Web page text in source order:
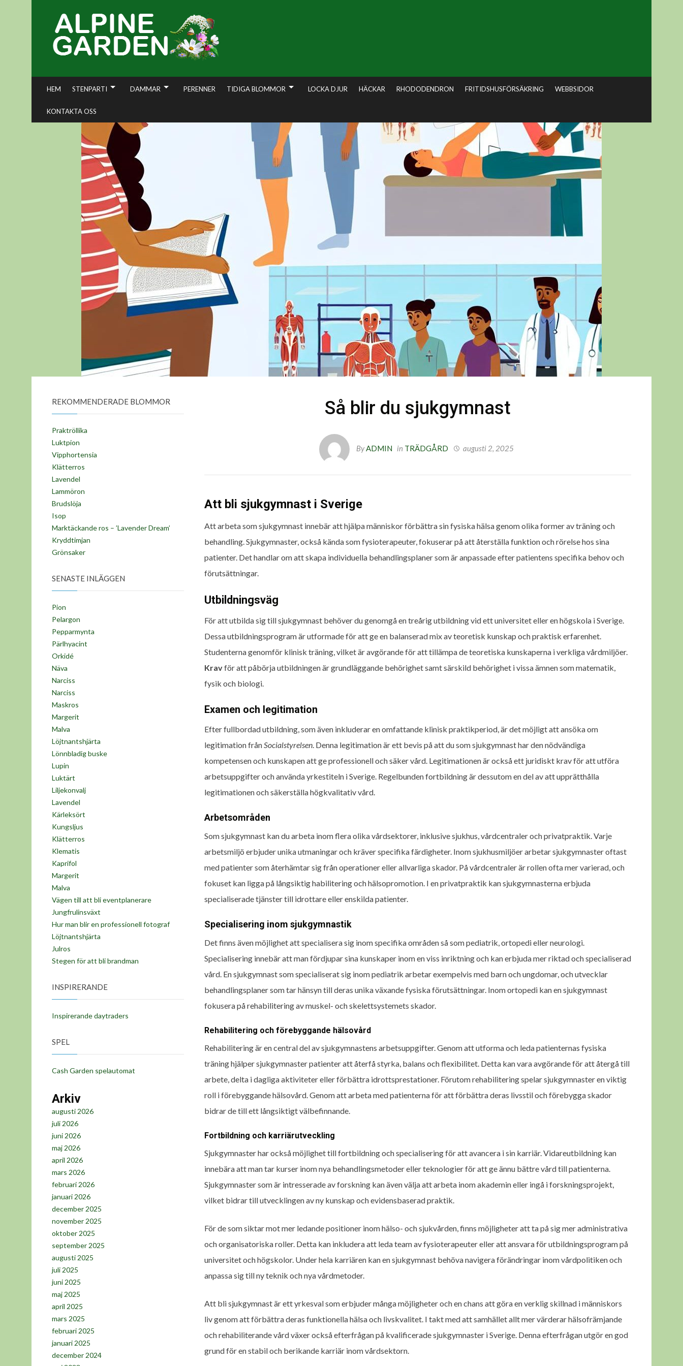
HEM STENPARTI DAMMAR PERENNER TIDIGA BLOMMOR LOCKA DJUR HÄCKAR RHODODENDRON FRITIDSHUSFÖRSÄKRING WEBBSIDOR
KONTAKTA OSS
Så blir du sjukgymnast
ByADMIN in TRÄDGÅRD augusti 2, 2025
Att bli sjukgymnast i Sverige
Att arbeta som sjukgymnast innebär att hjälpa människor förbättra sin fysiska hälsa genom olika former av träning och
behandling. Sjukgymnaster, också kända som fysioterapeuter, fokuserar på att återställa funktion och rörelse hos sina
patienter. Det handlar om att skapa individuella behandlingsplaner som är anpassade efter patientens specifika behov och
förutsättningar.
Utbildningsväg
För att utbilda sig till sjukgymnast behöver du genomgå en treårig utbildning vid ett universitet eller en högskola i Sverige.
Dessa utbildningsprogram är utformade för att ge en balanserad mix av teoretisk kunskap och praktisk erfarenhet.
Studenterna genomför klinisk träning, vilket är avgörande för att tillämpa de teoretiska kunskaperna i verkliga vårdmiljöer.
Kravför att påbörja utbildningen är grundläggande behörighet samt särskild behörighet i vissa ämnen som matematik,
fysik och biologi.
Examen och legitimation
Efter fullbordad utbildning, som även inkluderar en omfattande klinisk praktikperiod, är det möjligt att ansöka om
legitimation från Socialstyrelsen . Denna legitimation är ett bevis på att du som sjukgymnast har den nödvändiga
kompetensen och kunskapen att ge professionell och säker vård. Legitimationen är också ett juridiskt krav för att utföra
arbetsuppgifter och använda yrkestiteln i Sverige. Regelbunden fortbildning är dessutom en del av att upprätthålla
legitimationen och säkerställa högkvalitativ vård.
Arbetsområden
Som sjukgymnast kan du arbeta inom flera olika vårdsektorer, inklusive sjukhus, vårdcentraler och privatpraktik. Varje
arbetsmiljö erbjuder unika utmaningar och kräver specifika färdigheter. Inom sjukhusmiljöer arbetar sjukgymnaster oftast
med patienter som återhämtar sig från operationer eller allvarliga skador. På vårdcentraler är rollen ofta mer varierad, och
fokuset kan ligga på långsiktig habilitering och hälsopromotion. I en privatpraktik kan sjukgymnasterna erbjuda
specialiserade tjänster till idrottare eller enskilda patienter.
Specialisering inom sjukgymnastik
Det finns även möjlighet att specialisera sig inom specifika områden så som pediatrik, ortopedi eller neurologi.
Specialisering innebär att man fördjupar sina kunskaper inom en viss inriktning och kan erbjuda mer riktad och specialiserad
vård. En sjukgymnast som specialiserat sig inom pediatrik arbetar exempelvis med barn och ungdomar, och utvecklar
behandlingsplaner som tar hänsyn till deras unika växande fysiska förutsättningar. Inom ortopedi kan en sjukgymnast
fokusera på rehabilitering av muskel- och skelettsystemets skador.
Rehabilitering och förebyggande hälsovård
Rehabilitering är en central del av sjukgymnastens arbetsuppgifter. Genom att utforma och leda patienternas fysiska
träning hjälper sjukgymnaster patienter att återfå styrka, balans och flexibilitet. Detta kan vara avgörande för att återgå till
arbete, delta i dagliga aktiviteter eller förbättra idrottsprestationer. Förutom rehabilitering spelar sjukgymnaster en viktig
roll i förebyggande hälsovård. Genom att arbeta med patienterna för att förbättra deras livsstil och förebygga skador
bidrar de till ett långsiktigt välbefinnande.
Fortbildning och karriärutveckling
Sjukgymnaster har också möjlighet till fortbildning och specialisering för att avancera i sin karriär. Vidareutbildning kan
innebära att man tar kurser inom nya behandlingsmetoder eller teknologier för att ge ännu bättre vård till patienterna.
Sjukgymnaster som är intresserade av forskning kan även välja att arbeta inom akademin eller ingå i forskningsprojekt,
vilket bidrar till utvecklingen av ny kunskap och evidensbaserad praktik.
För de som siktar mot mer ledande positioner inom hälso- och sjukvården, finns möjligheter att ta på sig mer administrativa
och organisatoriska roller. Detta kan inkludera att leda team av fysioterapeuter eller att ansvara för utbildningsprogram på
universitet och högskolor. Under hela karriären kan en sjukgymnast behöva navigera förändringar inom vårdpolitiken och
anpassa sig till ny teknik och nya vårdmetoder.
Att bli sjukgymnast är ett yrkesval som erbjuder många möjligheter och en chans att göra en verklig skillnad i människors
liv genom att förbättra deras funktionella hälsa och livskvalitet. I takt med att samhället allt mer värderar hälsofrämjande
och rehabiliterande vård växer också efterfrågan på kvalificerade sjukgymnaster i Sverige. Denna efterfrågan utgör en god
grund för en stabil och berikande karriär inom vårdsektorn.
REKOMMENDERADE BLOMMOR
Praktröllika
Luktpion
Vipphortensia
Klätterros
Lavendel
Lammöron
Brudslöja
Isop
Marktäckande ros – ’Lavender Dream’
Kryddtimjan
Grönsaker
SENASTE INLÄGGEN
Pion
Pelargon
Pepparmynta
Pärlhyacint
Orkidé
Näva
Narciss
Narciss
Maskros
Margerit
Malva
Löjtnantshjärta
Lönnbladig buske
Lupin
Luktärt
Liljekonvalj
Lavendel
Kärleksört
Kungsljus
Klätterros
Klematis
Kaprifol
Margerit
Malva
Vägen till att bli eventplanerare
Jungfrulinsväxt
Hur man blir en professionell fotograf
Löjtnantshjärta
Julros
Stegen för att bli brandman
INSPIRERANDE
Inspirerande daytraders
SPEL
Cash Garden spelautomat
Arkiv
augusti 2026
juli 2026
juni 2026
maj 2026
april 2026
mars 2026
februari 2026
januari 2026
december 2025
november 2025
oktober 2025
september 2025
augusti 2025
juli 2025
juni 2025
maj 2025
april 2025
mars 2025
februari 2025
januari 2025
december 2024